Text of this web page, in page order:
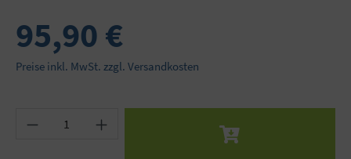
95,90 €
Preise inkl. MwSt. zzgl. Versandkosten
Produkt Anzahl: Gib den gewünschten Wert